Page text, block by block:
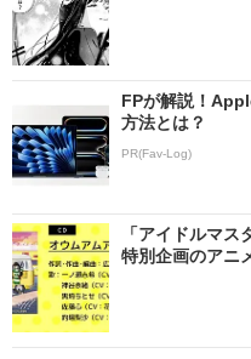
FPが解説！
方法とは？
PR(Fav-Log)
「アイドルマ
特別企画のアニ